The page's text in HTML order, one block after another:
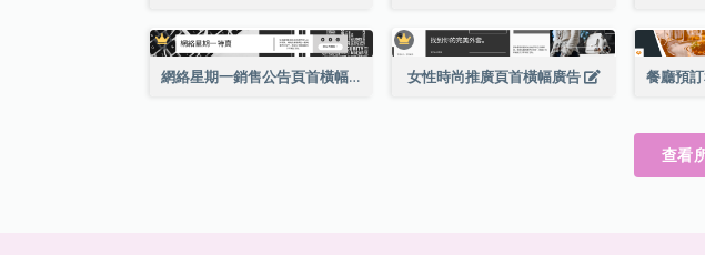
網絡星期一銷售公告頁首橫幅廣告 女性時尚推廣頁首橫幅廣告
查看